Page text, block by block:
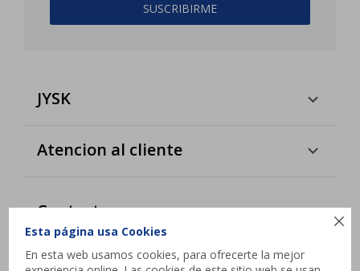

Esta página usa Cookies
En esta web usamos cookies, para ofrecerte la mejor
SUSCRIBIRME
JYSK
Atencion al cliente
Contacto
Interbalnearia esq. Camino de los Horneros,
Canelones